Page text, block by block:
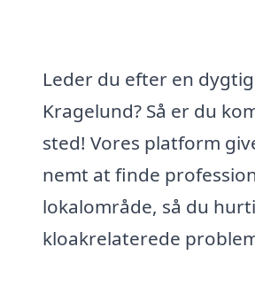
Leder du efter en
Kragelund? Så er du
sted! Vores platform
nemt at finde
lokalområde, så du
kloakrelaterede